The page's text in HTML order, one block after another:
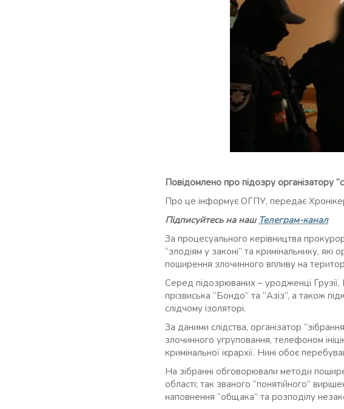
Повідомлено про підозру організатору
Про це інформує ОГПУ, передає
Підписуйтесь на наш Телеграм-канал
За процесуального керівництва
“злодіям у законі” та кримінальнику, які
поширення злочинного впливу на
Серед підозрюваних – уродженці Грузії,
прізвиська “Бондо” та “Азіз”, а також
слідчому ізоляторі.
За даними слідства, організатор
злочинного угруповання, телефоном
кримінальної ієрархії. Нині обоє
На зібранні обговорювали методи
області; так званого “понятійного”
наповнення “общака” та розподілу